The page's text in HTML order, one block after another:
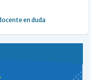
en duda